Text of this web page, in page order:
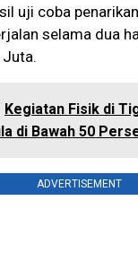
uji coba
selama dua
Juta.
Kegiatan Fisik di
di Bawah 50
ADVERTISEMENT